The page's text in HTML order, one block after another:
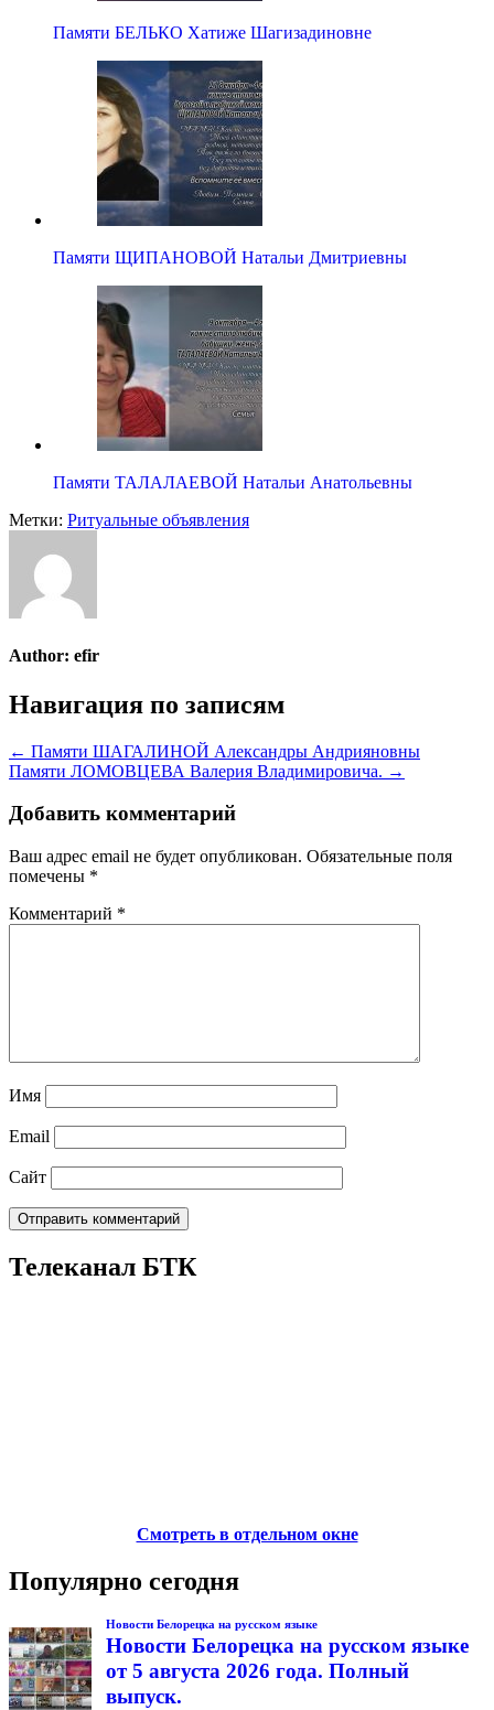
Памяти БЕЛЬКО Хатиже Шагизадиновне
Памяти ЩИПАНОВОЙ Натальи Дмитриевны
Памяти ТАЛАЛАЕВОЙ Натальи Анатольевны
Метки: Ритуальные объявления
Author: efir
Навигация по записям
← Памяти ШАГАЛИНОЙ Александры Андрияновны
Памяти ЛОМОВЦЕВА Валерия Владимировича. →
Добавить комментарий
Ваш адрес email не будет опубликован. Обязательные поля
помечены *
Комментарий *
Имя
Email
Сайт
Телеканал БТК
Смотреть в отдельном окне
Популярно сегодня
Новости Белорецка на русском языке
Новости Белорецка на русском языке
от 5 августа 2026 года. Полный
выпуск.